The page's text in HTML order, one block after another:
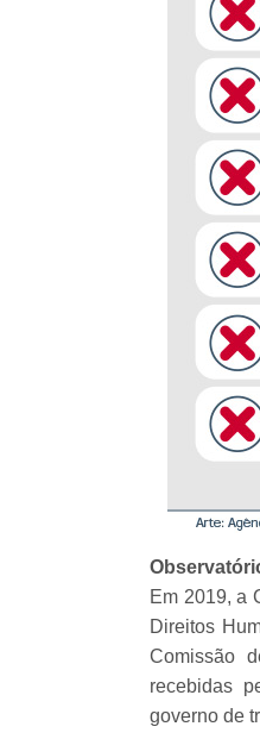
Em 2019, a
Direitos
Comissão
recebidas
governo de